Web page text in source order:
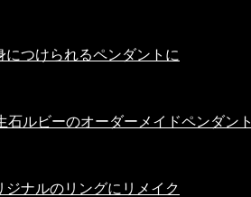
につけられるペンダントに
石ルビーのオーダーメイドペンダント
ジナルのリングにリメイク